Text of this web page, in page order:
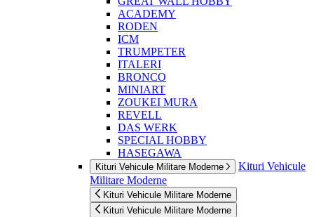
ACADEMY
RODEN
ICM
TRUMPETER
ITALERI
BRONCO
MINIART
ZOUKEI MURA
REVELL
DAS WERK
SPECIAL HOBBY
HASEGAWA
Kituri Vehicule Militare Moderne
Kituri Vehicule
Militare Moderne
Kituri Vehicule Militare Moderne
Kituri Vehicule Militare Moderne